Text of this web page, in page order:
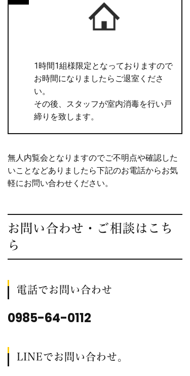
1時間1組様限定となっておりますので
お時間になりましたらご退室くださ
い。
その後、スタッフが室内消毒を行い戸
締りを致します。
無人内覧会となりますのでご不明点や確認した
いことなどありましたら下記のお電話からお気
軽にお問い合わせください。
お問い合わせ・ご相談はこち
ら
電話でお問い合わせ
0985-64-0112
LINEでお問い合わせ。